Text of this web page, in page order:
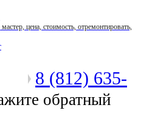
8 (812) 635-
обратный